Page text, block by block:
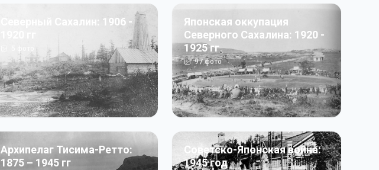
Северный Сахалин: 1906 -
Японская оккупация
Северного Сахалина: 1920 -
1925 гг
97фото
Архипелаг Тисима-Ретто:
1875 – 1945 гг
Советско-Японская война:
1945 год